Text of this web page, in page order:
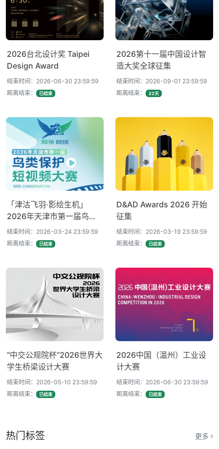
2026台北设计奖 Taipei
Design Award
结束时间：2026-06-30 23:59:59
距离结束：
已结束
2026第十一届中国设计智
造大奖全球征集
结束时间：2026-09-01 23:59:59
距离结束：
22天
「津沽飞羽·影绘生机」
2026年天津市第一届鸟类
保护短视频大赛
结束时间：2026-03-24 23:59:59
距离结束：
已结束
D&AD Awards 2026 开始
征集
结束时间：2026-03-19 23:59:59
距离结束：
已结束
“中交公规院杯”2026世界大
学生桥梁设计大赛
结束时间：2026-05-10 23:59:59
距离结束：
已结束
2026中国（温州）工业设
计大赛
结束时间：2026-06-30 23:59:59
距离结束：
已结束
热门标签 更多